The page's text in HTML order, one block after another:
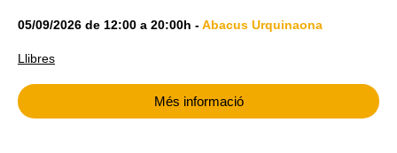
05/09/2026 de 12:00 a 20:00h -Abacus Urquinaona
Llibres
Més informació